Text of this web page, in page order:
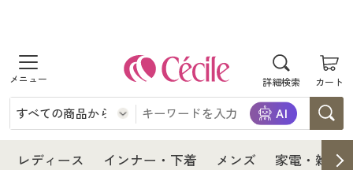
詳細検索 カート
商品を探す
レディース
インナー・下着
レディース インナー・下着 メンズ 家電・雑貨
レディース
レディース通販すべて
レディースファッション
インナー・下着
インナー・下着通販すべて
メンズ